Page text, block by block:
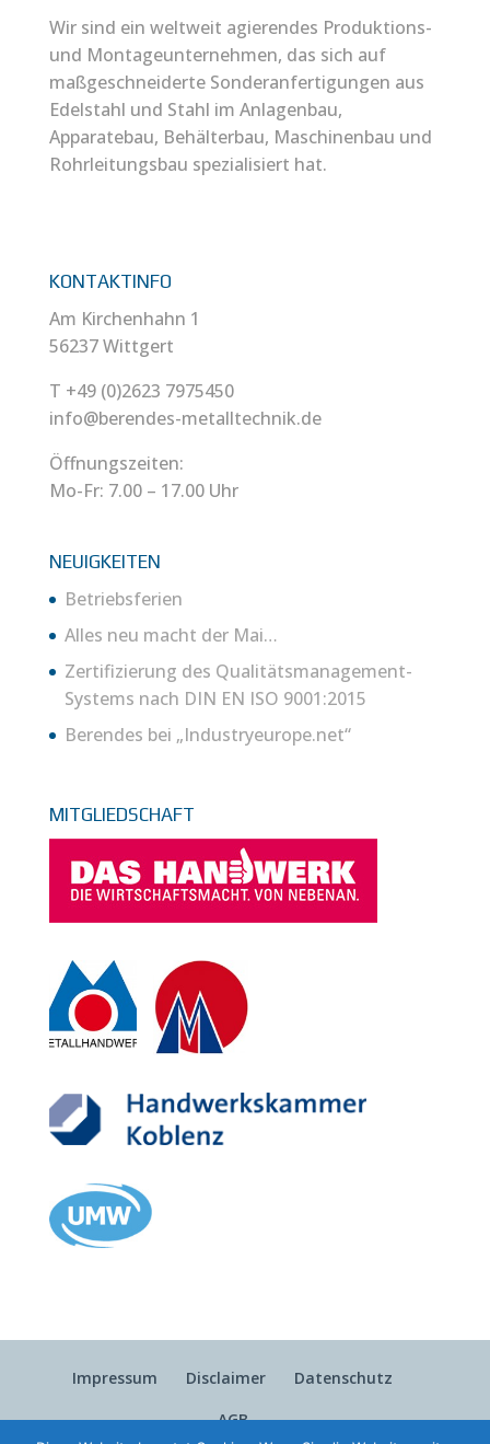
Wir sind ein weltweit agierendes Produktions-
und Montageunternehmen, das sich auf
maßgeschneiderte Sonderanfertigungen aus
Edelstahl und Stahl im Anlagenbau,
Apparatebau, Behälterbau, Maschinenbau und
Rohrleitungsbau spezialisiert hat.
KONTAKTINFO
Am Kirchenhahn 1
56237 Wittgert
T +49 (0)2623 7975450
info@berendes-metalltechnik.de
Öffnungszeiten:
Mo-Fr: 7.00 – 17.00 Uhr
NEUIGKEITEN
Betriebsferien
Alles neu macht der Mai…
Zertifizierung des Qualitätsmanagement-
Systems nach DIN EN ISO 9001:2015
Berendes bei „Industryeurope.net“
MITGLIEDSCHAFT
Impressum Disclaimer
Datenschutz
AGB